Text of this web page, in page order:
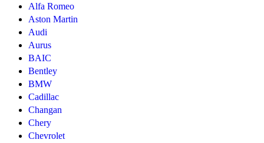
Alfa Romeo
Aston Martin
Audi
Aurus
BAIC
Bentley
BMW
Cadillac
Changan
Chery
Chevrolet